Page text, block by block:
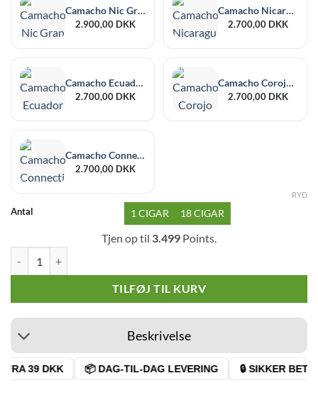
Camacho Nic Gran Churchill (Pack of 20)
2.900,00 DKK
Camacho Nicaragua Robusto Cigar (Pack of 20)
2.700,00 DKK
Camacho Ecuador Robusto Tubos Blue (Pack of 20)
2.700,00 DKK
Camacho Corojo Robusto Tubos Red (Pack of 20)
2.700,00 DKK
Camacho Connecticut Robusto Tubos Orange (Pack of 20)
2.700,00 DKK
Antal 1 CIGAR 18 CIGAR
RYD
Tjen op til 3.499 Points.
TILFØJ TIL KURV
Beskrivelse
39 DKK 📦 DAG-TIL-DAG LEVERING 🔒 SIKKER